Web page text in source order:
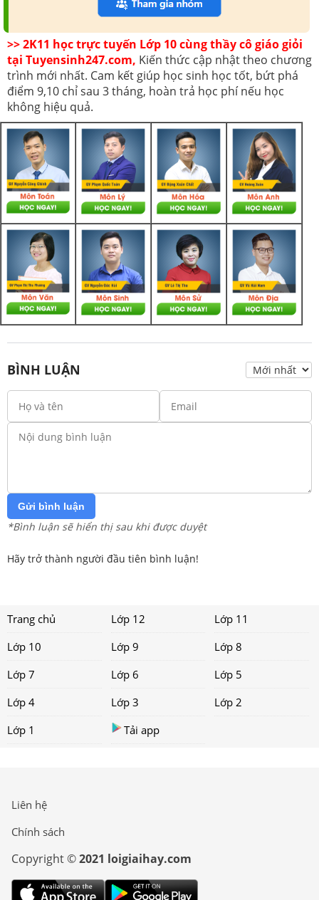
>> 2K11 học trực tuyến Lớp 10 cùng thầy cô giáo giỏi
tại Tuyensinh247.com, Kiến thức cập nhật theo chương
trình mới nhất. Cam kết giúp học sinh học tốt, bứt phá
điểm 9,10 chỉ sau 3 tháng, hoàn trả học phí nếu học
không hiệu quả.
BÌNH LUẬN
Gửi bình luận
*Bình luận sẽ hiển thị sau khi được duyệt
Hãy trở thành người đầu tiên bình luận!
Trang chủ Lớp 12
Lớp 11
Lớp 10
Lớp 9
Lớp 8
Lớp 7
Lớp 6
Lớp 5
Lớp 4
Lớp 3
Lớp 2
Lớp 1
Tải app
Liên hệ
Chính sách
Copyright ©2021 loigiaihay.com